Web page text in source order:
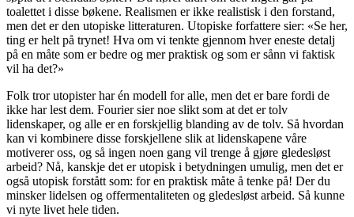
toalettet i disse bøkene. Realismen er ikke realistisk i den forstand,
men det er den utopiske litteraturen. Utopiske forfattere sier: «Se her,
ting er helt på trynet! Hva om vi tenkte gjennom hver eneste detalj
på en måte som er bedre og mer praktisk og som er sånn vi faktisk
vil ha det?»
Folk tror utopister har én modell for alle, men det er bare fordi de
ikke har lest dem. Fourier sier noe slikt som at det er tolv
lidenskaper, og alle er en forskjellig blanding av de tolv. Så hvordan
kan vi kombinere disse forskjellene slik at lidenskapene våre
motiverer oss, og så ingen noen gang vil trenge å gjøre gledesløst
arbeid? Nå, kanskje det er utopisk i betydningen umulig, men det er
også utopisk forstått som: for en praktisk måte å tenke på! Der du
minsker lidelsen og offermentaliteten og gledesløst arbeid. Så kunne
vi nyte livet hele tiden.